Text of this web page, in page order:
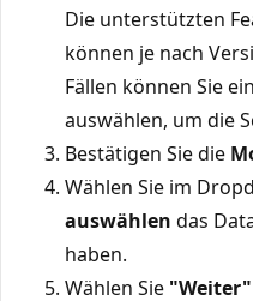
Die unterstützten
können je nach
Fällen können Sie
auswählen, um die
Bestätigen Sie die
Wählen Sie im
auswählen das
haben.
Wählen Sie "Weiter"